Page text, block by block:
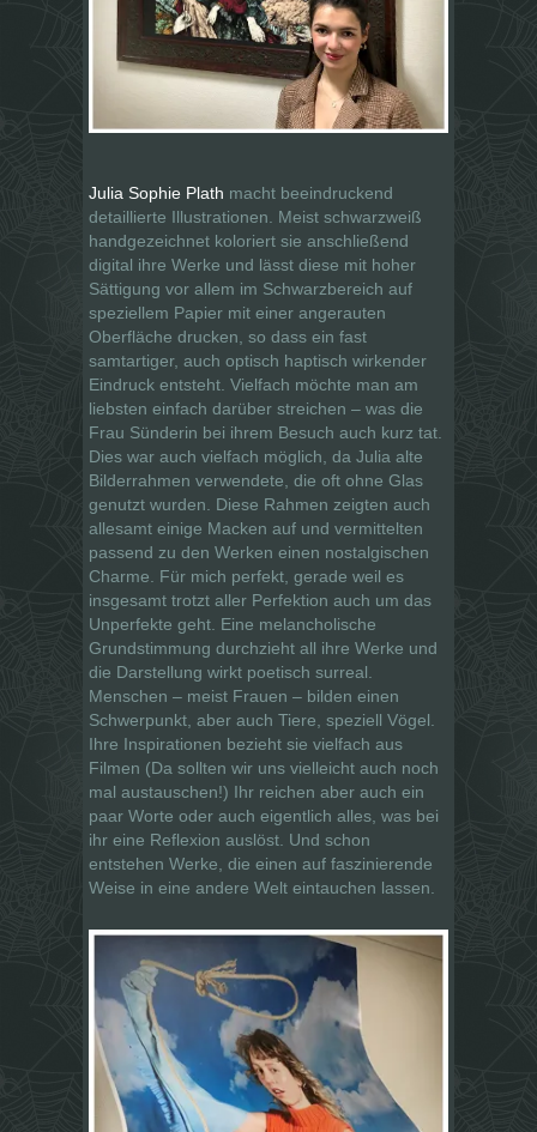
Julia Sophie Plath macht beeindruckend
detaillierte Illustrationen. Meist schwarzweiß
handgezeichnet koloriert sie anschließend
digital ihre Werke und lässt diese mit hoher
Sättigung vor allem im Schwarzbereich auf
speziellem Papier mit einer angerauten
Oberfläche drucken, so dass ein fast
samtartiger, auch optisch haptisch wirkender
Eindruck entsteht. Vielfach möchte man am
liebsten einfach darüber streichen – was die
Frau Sünderin bei ihrem Besuch auch kurz tat.
Dies war auch vielfach möglich, da Julia alte
Bilderrahmen verwendete, die oft ohne Glas
genutzt wurden. Diese Rahmen zeigten auch
allesamt einige Macken auf und vermittelten
passend zu den Werken einen nostalgischen
Charme. Für mich perfekt, gerade weil es
insgesamt trotzt aller Perfektion auch um das
Unperfekte geht. Eine melancholische
Grundstimmung durchzieht all ihre Werke und
die Darstellung wirkt poetisch surreal.
Menschen – meist Frauen – bilden einen
Schwerpunkt, aber auch Tiere, speziell Vögel.
Ihre Inspirationen bezieht sie vielfach aus
Filmen (Da sollten wir uns vielleicht auch noch
mal austauschen!) Ihr reichen aber auch ein
paar Worte oder auch eigentlich alles, was bei
ihr eine Reflexion auslöst. Und schon
entstehen Werke, die einen auf faszinierende
Weise in eine andere Welt eintauchen lassen.